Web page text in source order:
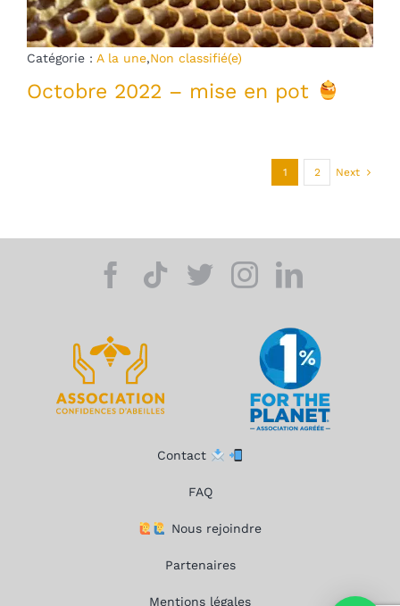
Catégorie : A la une,Non classifié(e)
Octobre 2022 – mise en pot
1 2 Next
Contact
FAQ
Nous rejoindre
Partenaires
Mentions légales